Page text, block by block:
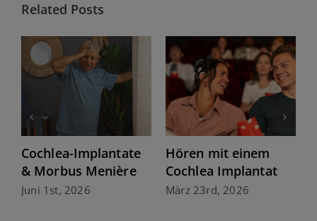
Related Posts
Das richtige Cochlea-
Implantat wählen
März 23rd, 2026
Zukunft hören: Ein
Hörimplantat,
immer die neuste